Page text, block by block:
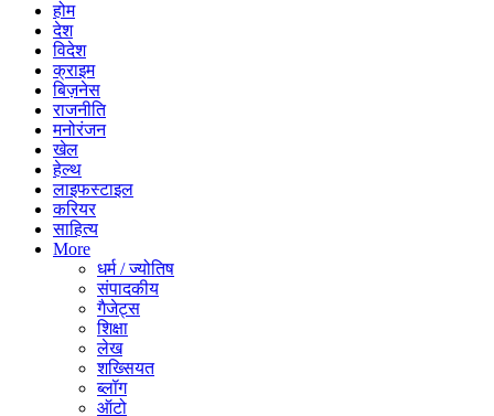
होम
देश
विदेश
क्राइम
बिज़नेस
राजनीति
मनोरंजन
खेल
हेल्थ
लाइफस्टाइल
करियर
साहित्य
More
धर्म / ज्योतिष
संपादकीय
गैजेट्स
शिक्षा
लेख
शख्सियत
ब्लॉग
ऑटो